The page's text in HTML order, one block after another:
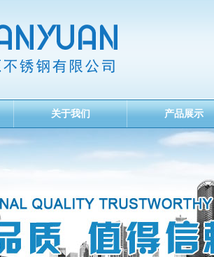
关于我们 产品展示